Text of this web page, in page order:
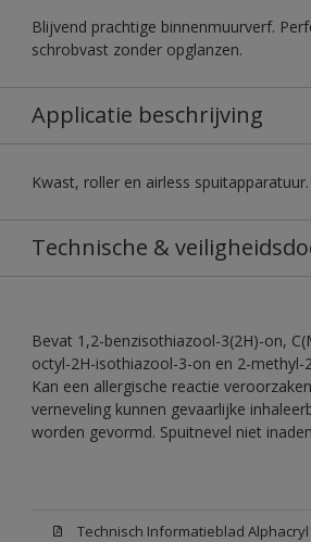
Blijvend prachtige binnenmuurverf.
schrobvast zonder opglanzen.
Applicatie beschrijving
Kwast, roller en airless spuitapparatuur.
Technische &
Bevat 1,2-benzisothiazool-3(2H)-on,
octyl-2H-isothiazool-3-on en 2-methyl-
Kan een allergische reactie
verneveling kunnen gevaarlijke
worden gevormd. Spuitnevel niet